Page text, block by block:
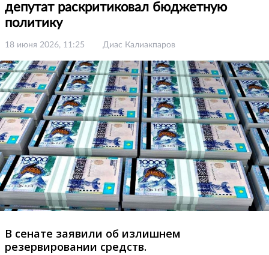
депутат раскритиковал бюджетную
политику
18 июня 2026, 11:25 Диас Калиакпаров
В сенате заявили об излишнем
резервировании средств.